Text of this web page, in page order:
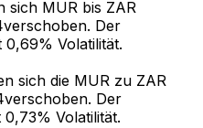
sich MUR bis ZAR
Der
Volatilität.
sich die MUR zu ZAR
Der
Volatilität.